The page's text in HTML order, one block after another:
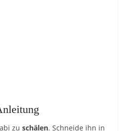
zuschälen. Schneide ihn in